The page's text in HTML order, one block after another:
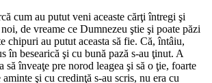
cum au putut veni aceaste cărţi întregi şi
de vreame ce Dumnezeu ştie şi poate păzi
chipuri au putut aceasta să fie. Că, întâiu,
în besearică şi cu bună pază s-au ţinut. A
să înveaţe pre norod leagea şi să o ţie, foarte
şi cu credinţă s-au scris, nu era cu